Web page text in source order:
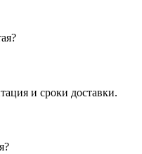
и сроки доставки.